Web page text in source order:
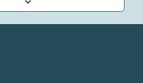
della segnalazione